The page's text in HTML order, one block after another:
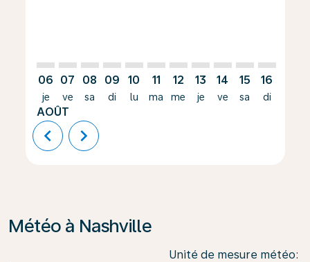
06
je
AOÛT
07
ve
08
sa
09
di
10
lu
11
ma
12
me
13
je
14
ve
15
sa
16
di
chevron_left chevron_right
Météo à Nashville
Unité de mesure météo: